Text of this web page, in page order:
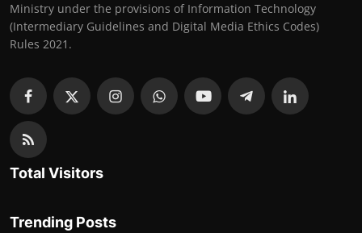
Ministry under the provisions of Information Technology
(Intermediary Guidelines and Digital Media Ethics Codes)
Rules 2021.
Total Visitors
Trending Posts